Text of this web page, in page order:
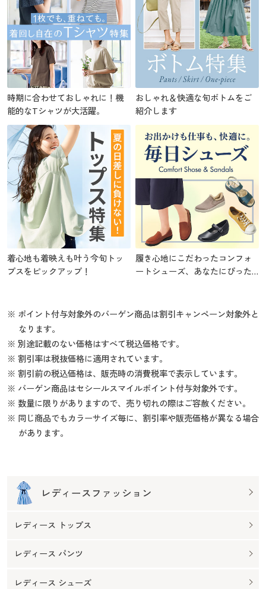
時期に合わせておしゃれに！機
能的なTシャツが大活躍。
おしゃれ＆快適な旬ボトムをご
紹介します
着心地も着映えも叶う今旬トッ
プスをピックアップ！
履き心地にこだわったコンフォ
ートシューズ、あなたにぴった
※ ポイント付与対象外のバーゲン商品は割引キャンペーン対象外と
なります。
※ 別途記載のない価格はすべて税込価格です。
※ 割引率は税抜価格に適用されています。
※ 割引前の税込価格は、販売時の消費税率で表示しています。
※ バーゲン商品はセシールスマイルポイント付与対象外です。
※ 数量に限りがありますので、売り切れの際はご容赦ください。
※ 同じ商品でもカラーサイズ毎に、割引率や販売価格が異なる場合
があります。
レディースファッション
レディース トップス
レディース パンツ
レディース シューズ